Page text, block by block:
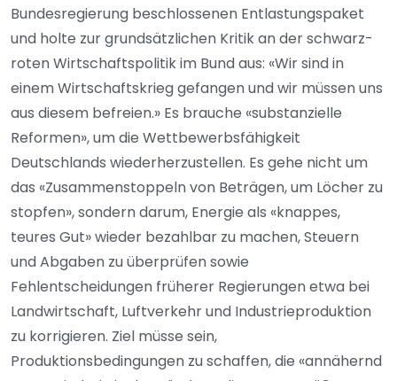
Bundesregierung beschlossenen Entlastungspaket
und holte zur grundsätzlichen Kritik an der schwarz-
roten Wirtschaftspolitik im Bund aus: «Wir sind in
einem Wirtschaftskrieg gefangen und wir müssen uns
aus diesem befreien.» Es brauche «substanzielle
Reformen», um die Wettbewerbsfähigkeit
Deutschlands wiederherzustellen. Es gehe nicht um
das «Zusammenstoppeln von Beträgen, um Löcher zu
stopfen», sondern darum, Energie als «knappes,
teures Gut» wieder bezahlbar zu machen, Steuern
und Abgaben zu überprüfen sowie
Fehlentscheidungen früherer Regierungen etwa bei
Landwirtschaft, Luftverkehr und Industrieproduktion
zu korrigieren. Ziel müsse sein,
Produktionsbedingungen zu schaffen, die «annähernd